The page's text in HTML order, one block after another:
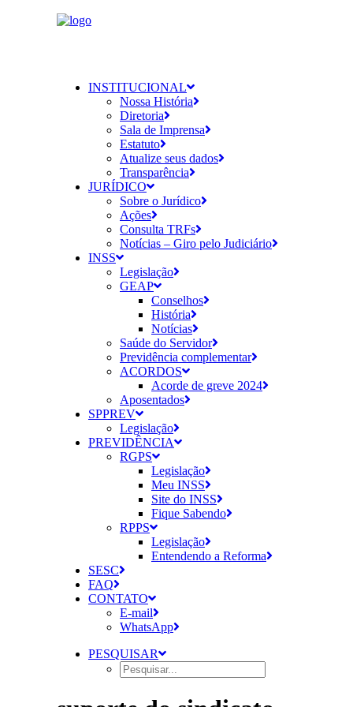
INSTITUCIONAL
Nossa História
Diretoria
Sala de Imprensa
Estatuto
Atualize seus dados
Transparência
JURÍDICO
Sobre o Jurídico
Ações
Consulta TRFs
Notícias – Giro pelo Judiciário
INSS
Legislação
GEAP
Conselhos
História
Notícias
Saúde do Servidor
Previdência complementar
ACORDOS
Acorde de greve 2024
Aposentados
SPPREV
Legislação
PREVIDÊNCIA
RGPS
Legislação
Meu INSS
Site do INSS
Fique Sabendo
RPPS
Legislação
Entendendo a Reforma
SESC
FAQ
CONTATO
E-mail
WhatsApp
PESQUISAR